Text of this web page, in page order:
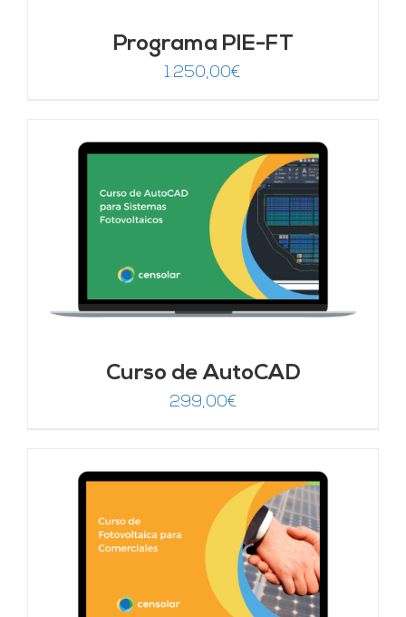
Programa PIE-FT
1.250,00€
Curso de AutoCAD
299,00€